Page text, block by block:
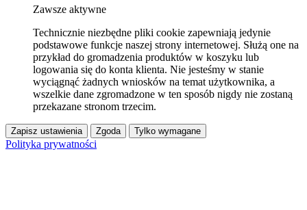
Zawsze aktywne
Technicznie niezbędne pliki cookie zapewniają jedynie
podstawowe funkcje naszej strony internetowej. Służą one na
przykład do gromadzenia produktów w koszyku lub
logowania się do konta klienta. Nie jesteśmy w stanie
wyciągnąć żadnych wniosków na temat użytkownika, a
wszelkie dane zgromadzone w ten sposób nigdy nie zostaną
przekazane stronom trzecim.
Zapisz ustawienia Zgoda Tylko wymagane
Polityka prywatności